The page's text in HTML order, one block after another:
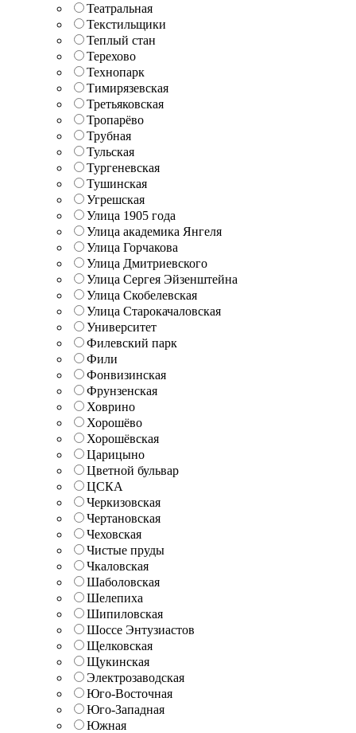
Театральная
Текстильщики
Теплый стан
Терехово
Технопарк
Тимирязевская
Третьяковская
Тропарёво
Трубная
Тульская
Тургеневская
Тушинская
Угрешская
Улица 1905 года
Улица академика Янгеля
Улица Горчакова
Улица Дмитриевского
Улица Сергея Эйзенштейна
Улица Скобелевская
Улица Старокачаловская
Университет
Филевский парк
Фили
Фонвизинская
Фрунзенская
Ховрино
Хорошёво
Хорошёвская
Царицыно
Цветной бульвар
ЦСКА
Черкизовская
Чертановская
Чеховская
Чистые пруды
Чкаловская
Шаболовская
Шелепиха
Шипиловская
Шоссе Энтузиастов
Щелковская
Щукинская
Электрозаводская
Юго-Восточная
Юго-Западная
Южная